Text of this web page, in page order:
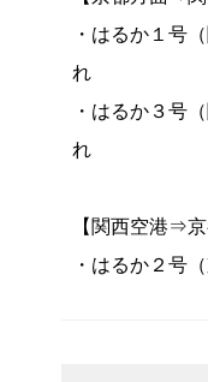
・はるか１号
れ
・はるか３号
れ
【関西空港⇒京
・はるか２号